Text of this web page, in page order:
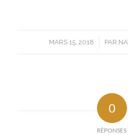
MARS 15, 2018
/ PAR
0
RÉPONSES